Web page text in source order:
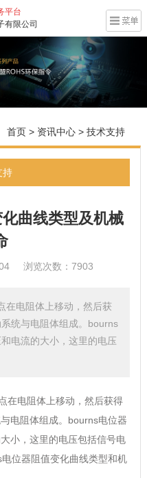
平台
有限公司
首页> 资讯中心> 技术支持
持
曲线类型及机械
浏览次数：7903
在电阻体上移动，然后获
统与电阻体组成。bourns
电流的大小，这里的电压
在电阻体上移动，然后获得
电阻体组成。bourns电位器
小，这里的电压包括信号电
位器阻值变化曲线类型和机